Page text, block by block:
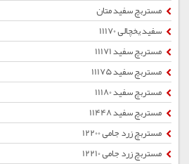
مستربچ سفید متان
سفید یخچالی 11170
مستربچ سفید 11171
مستربچ سفید 11175
مستربچ سفید 11180
مستربچ سفید 11448
مستربچ زرد جامی 12200
مستربچ زرد جامی 12210